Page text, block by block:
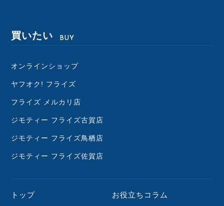
買いたい BUY
オンラインショップ
ヤフオク! フライズ
フライズ メルカリ店
ジモティー フライズ古賀店
ジモティー フライズ鳥栖店
ジモティー フライズ佐賀店
トップ お役立ちコラム